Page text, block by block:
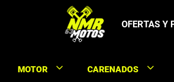
OFERTAS Y
MOTOR CARENADOS